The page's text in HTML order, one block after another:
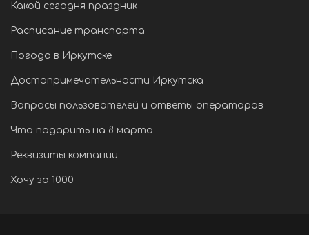
Какой сегодня праздник
Расписание транспорта
Погода в Иркутске
Достопримечательности Иркутска
Вопросы пользователей и ответы операторов
Что подарить на 8 марта
Реквизиты компании
Хочу за 1000